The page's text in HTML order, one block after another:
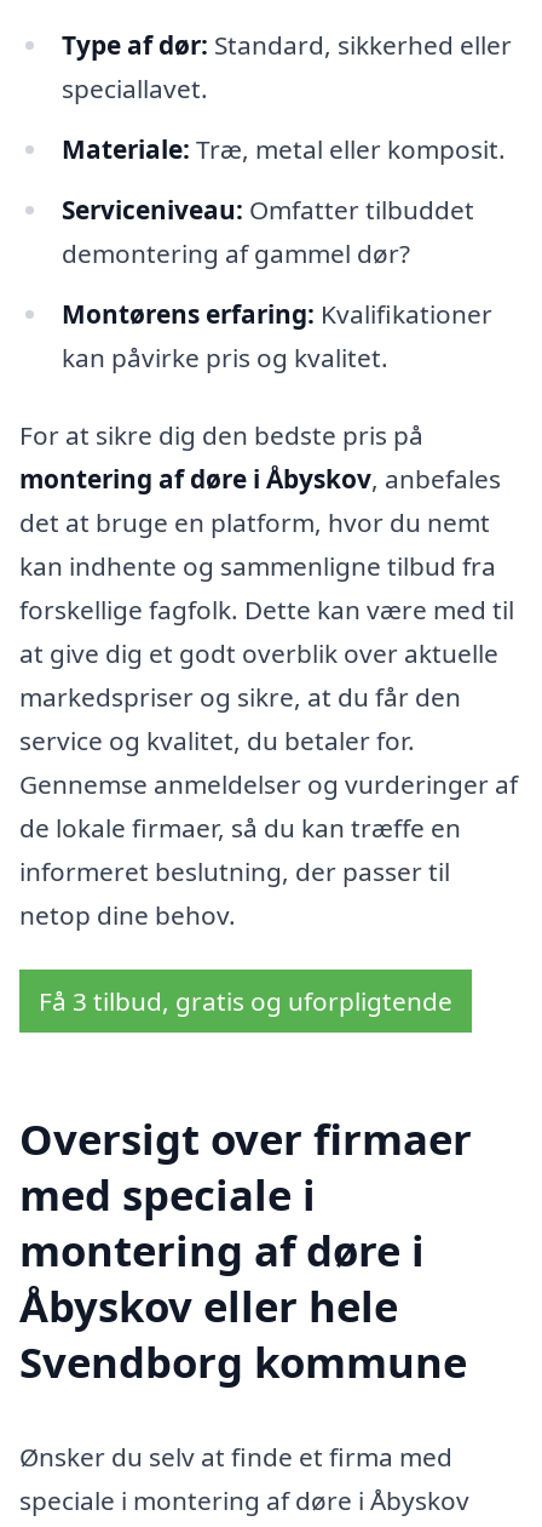
Type af dør: Standard, sikkerhed eller
speciallavet.
Materiale: Træ, metal eller komposit.
Serviceniveau: Omfatter tilbuddet
demontering af gammel dør?
Montørens erfaring: Kvalifikationer
kan påvirke pris og kvalitet.
For at sikre dig den bedste pris på
montering af døre i Åbyskov, anbefales
det at bruge en platform, hvor du nemt
kan indhente og sammenligne tilbud fra
forskellige fagfolk. Dette kan være med til
at give dig et godt overblik over aktuelle
markedspriser og sikre, at du får den
service og kvalitet, du betaler for.
Gennemse anmeldelser og vurderinger af
de lokale firmaer, så du kan træffe en
informeret beslutning, der passer til
netop dine behov.
Få 3 tilbud, gratis og uforpligtende
Oversigt over firmaer
med speciale i
montering af døre i
Åbyskov eller hele
Svendborg kommune
Ønsker du selv at finde et firma med
speciale i montering af døre i Åbyskov